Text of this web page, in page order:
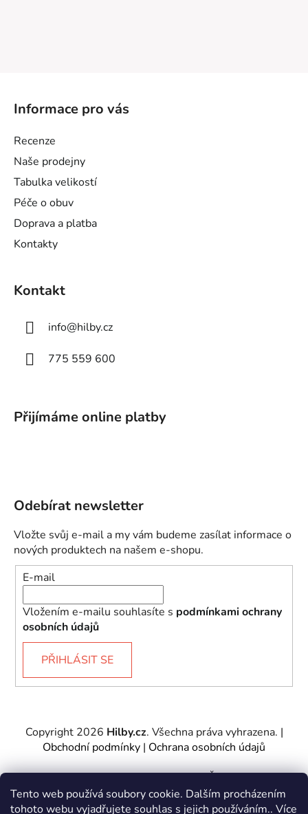
Tento web používá soubory cookie. Dalším procházením
tohoto webu vyjadřujete souhlas s jejich používáním.. Více
Informace pro vás
Recenze
Naše prodejny
Tabulka velikostí
Péče o obuv
Doprava a platba
Kontakty
Kontakt
info@hilby.cz
775 559 600
Přijímáme online platby
Odebírat newsletter
Vložte svůj e-mail a my vám budeme zasílat informace o
nových produktech na našem e-shopu.
E-mail
Vložením e-mailu souhlasíte s podmínkami ochrany
osobních údajů
PŘIHLÁSIT SE
Copyright 2026 Hilby.cz. Všechna práva vyhrazena. |
Obchodní podmínky | Ochrana osobních údajů
Provozovatel e-shopu: Hilby CZ s.r.o., IČ: 27467317, se
sídlem Soukenická 2082/7,11000 Praha 1 – Nové
Město.